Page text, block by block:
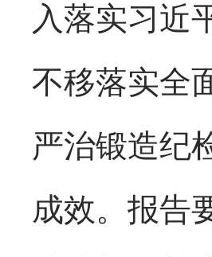
入落实习近
不移落实全
严治锻造纪
成效。报告